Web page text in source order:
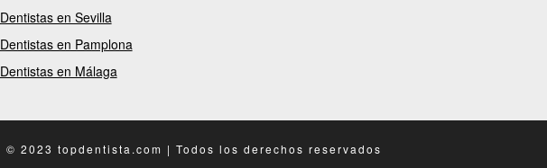
Dentistas en Sevilla
Dentistas en Pamplona
Dentistas en Málaga
© 2023 topdentista.com | Todos los derechos reservados